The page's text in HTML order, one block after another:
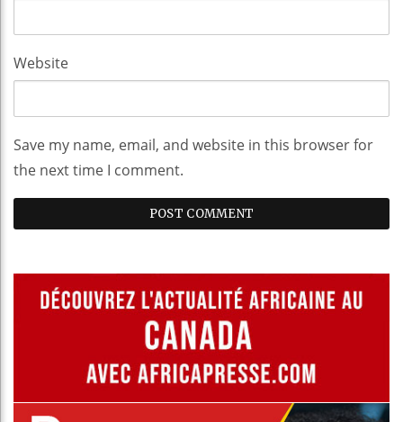
Website
Save my name, email, and website in this browser for
the next time I comment.